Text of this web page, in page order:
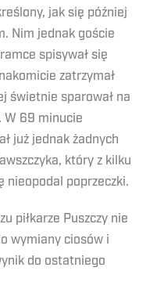
jak się później
Nim jednak goście
spisywał się
zatrzymał
świetnie sparował na
W 69 minucie
już jednak żadnych
który z kilku
nieopodal poprzeczki.
piłkarze Puszczy nie
wymiany ciosów i
do ostatniego